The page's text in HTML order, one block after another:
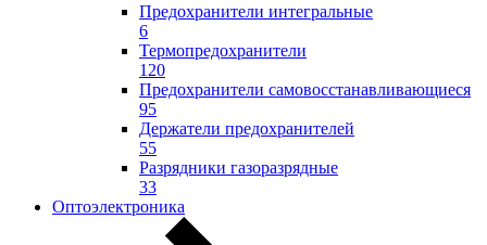
Предохранители интегральные
6
Термопредохранители
120
Предохранители самовосстанавливающиеся
95
Держатели предохранителей
55
Разрядники газоразрядные
33
Оптоэлектроника